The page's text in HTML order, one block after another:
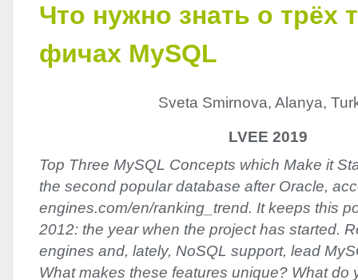
Что нужно знать о трёх
фичах MySQL
Sveta Smirnova, Alanya,
LVEE 2019
Top Three MySQL Concepts which Make it
the second popular database after Oracle,
engines.com/en/ranking_trend. It keeps this
2012: the year when the project has started.
engines and, lately, NoSQL support, lead
What makes these features unique? What do